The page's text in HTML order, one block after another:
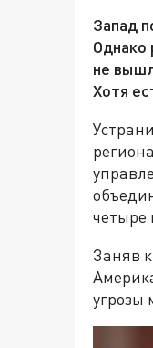
Запад
Однако
не
Хотя
четыре
Заняв
угрозы